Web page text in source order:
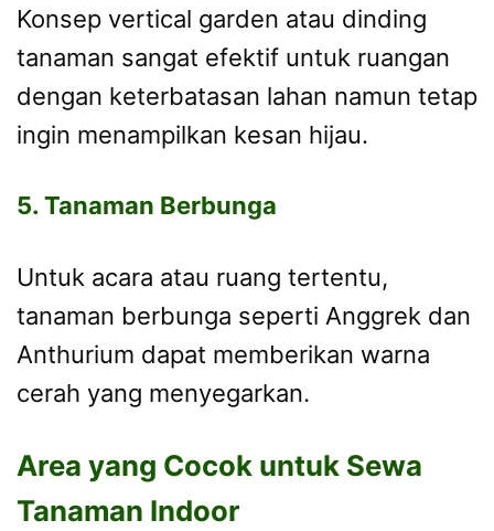
Konsep vertical garden atau dinding
tanaman sangat efektif untuk ruangan
dengan keterbatasan lahan namun tetap
ingin menampilkan kesan hijau.
5. Tanaman Berbunga
Untuk acara atau ruang tertentu,
tanaman berbunga seperti Anggrek dan
Anthurium dapat memberikan warna
cerah yang menyegarkan.
Area yang Cocok untuk Sewa
Tanaman Indoor